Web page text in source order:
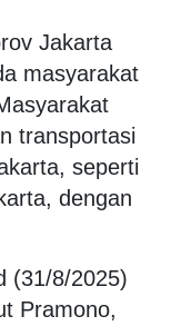
Jakarta
masyarakat
transportasi
seperti
dengan
(31/8/2025)
Pramono,